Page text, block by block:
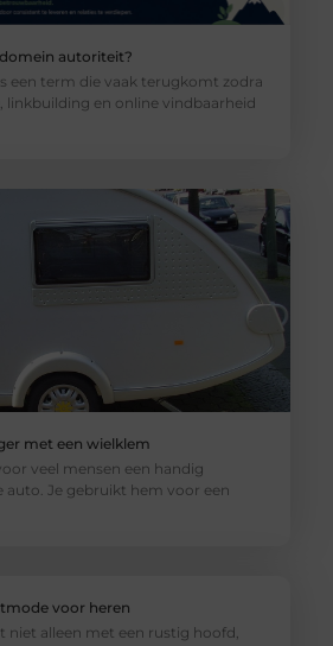
autoriteit?
een term die vaak terugkomt zodra
linkbuilding en online vindbaarheid
met een wielklem
veel mensen een handig
auto. Je gebruikt hem voor een
voor heren
niet alleen met een rustig hoofd,